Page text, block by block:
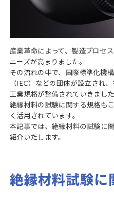
産業革命によって、製造プロセ
ニーズが高まりました。
その流れの中で、国際標準化機
（IEC）などの団体が設立され
工業規格が整備されていきました
絶縁材料の試験に関する規格も
く活用されています。
本記事では、絶縁材料の試験に
紹介いたします。
絶縁材料試験に